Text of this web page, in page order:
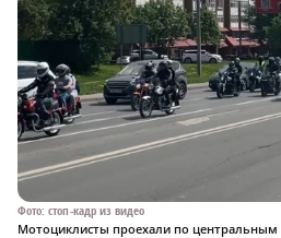
Фото: стоп-кадр из видео
Мотоциклисты проехали по центральным